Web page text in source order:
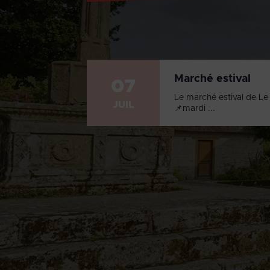
Marché estival
Le marché estival de
📌mardi ...